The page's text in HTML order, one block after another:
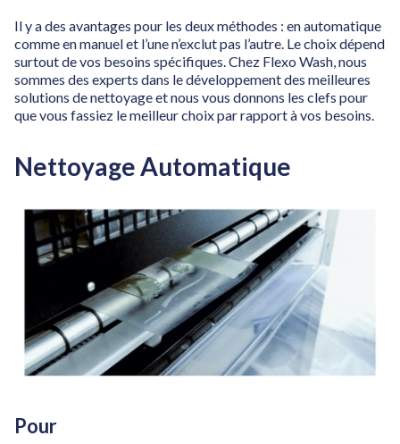
Il y a des avantages pour les deux méthodes : en automatique
comme en manuel et l’une n’exclut pas l’autre. Le choix dépend
surtout de vos besoins spécifiques. Chez Flexo Wash, nous
sommes des experts dans le développement des meilleures
solutions de nettoyage et nous vous donnons les clefs pour
que vous fassiez le meilleur choix par rapport à vos besoins.
Nettoyage Automatique
Pour